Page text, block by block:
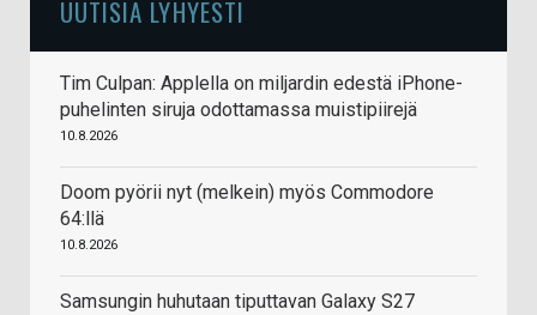
UUTISIA LYHYESTI
Tim Culpan: Applella on miljardin edestä iPhone-
puhelinten siruja odottamassa muistipiirejä
10.8.2026
Doom pyörii nyt (melkein) myös Commodore
64:llä
10.8.2026
Samsungin huhutaan tiputtavan Galaxy S27